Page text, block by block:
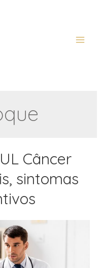
Câncer
sintomas